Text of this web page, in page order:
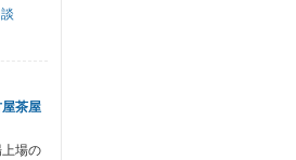
茶屋
場の